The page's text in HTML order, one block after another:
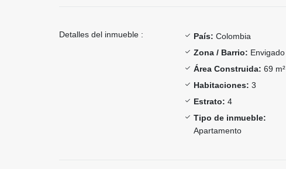
Detalles del inmueble : País: Colombia
Zona / Barrio: Envigado
Área Construida: 69 m²
Habitaciones: 3
Estrato: 4
Tipo de inmueble:
Apartamento